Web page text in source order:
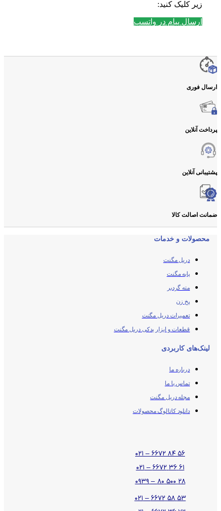
زیر کلیک کنید:
ارسال پیام در واتسپ
ارسال فوری
پرداخت آنلاین
پشتیبانی آنلاین
ضمانت اصالت کالا
محصولات و خدمات
دریل مگنت
پایه مگنت
مته گردبر
پخ زن
تعمیرات دریل مگنت
قطعات و ابزار یدکی دریل مگنت
لینک‌های کاربردی
درباره ما
تماس با ما
مجله دریل مگنت
دانلود کاتالوگ محصولات
۵۶ ۸۴ ۶۶۷۲ – ۰۲۱
۶۱ ۳۶ ۶۶۷۲ – ۰۲۱
۲۸ ۵۰۰ ۸۰ – ۰۹۳۹
۵۳ ۵۸ ۶۶۷۲ – ۰۲۱